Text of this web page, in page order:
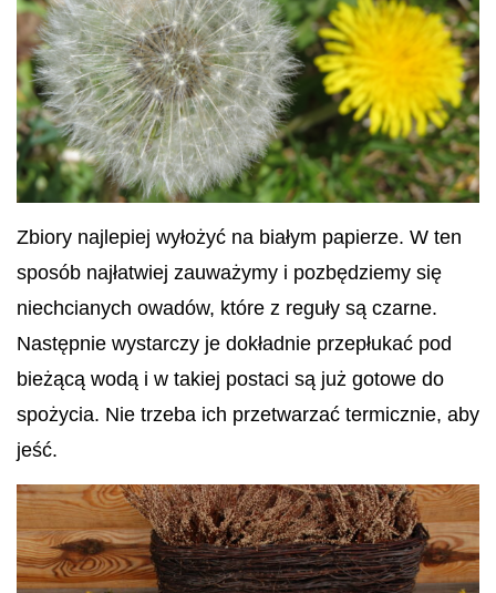
Zbiory najlepiej wyłożyć na białym papierze. W ten
sposób najłatwiej zauważymy i pozbędziemy się
niechcianych owadów, które z reguły są czarne.
Następnie wystarczy je dokładnie przepłukać pod
bieżącą wodą i w takiej postaci są już gotowe do
spożycia. Nie trzeba ich przetwarzać termicznie, aby
jeść.